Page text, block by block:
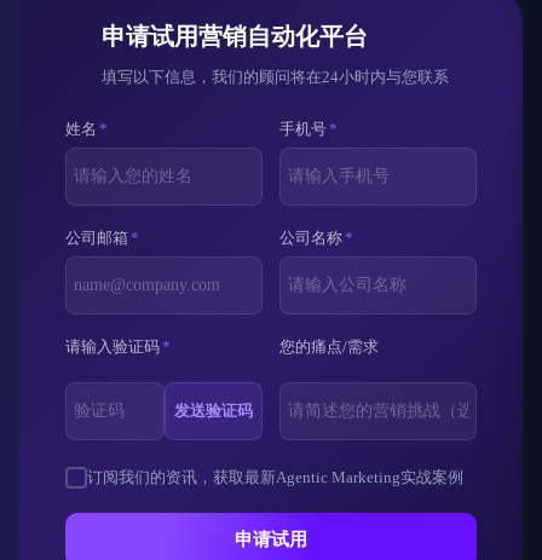
申请试用营销自动化平台
填写以下信息，我们的顾问将在24小时内与您联系
姓名 * 手机号*
公司邮箱* 公司名称*
请输入验证码*
发送验证码
您的痛点/需求
订阅我们的资讯，获取最新Agentic Marketing实战案例
申请试用